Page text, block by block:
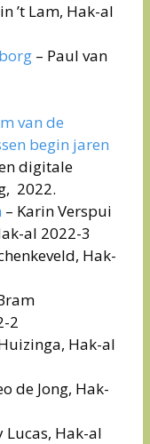
’t Lam, Hak-al
– Paul van
van de
begin jaren
digitale
2022.
– Karin Verspui
al 2022-3
Hak-
2
Hak-al
de Jong, Hak-
Lucas, Hak-al